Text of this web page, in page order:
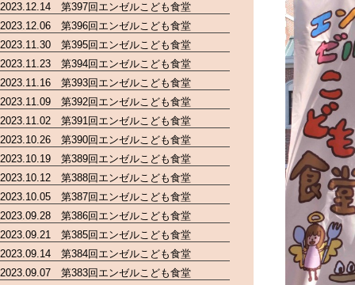
2023.12.14 第397回エンゼルこども食堂
2023.12.06 第396回エンゼルこども食堂
2023.11.30 第395回エンゼルこども食堂
2023.11.23 第394回エンゼルこども食堂
2023.11.16 第393回エンゼルこども食堂
2023.11.09 第392回エンゼルこども食堂
2023.11.02 第391回エンゼルこども食堂
2023.10.26 第390回エンゼルこども食堂
2023.10.19 第389回エンゼルこども食堂
2023.10.12 第388回エンゼルこども食堂
2023.10.05 第387回エンゼルこども食堂
2023.09.28 第386回エンゼルこども食堂
2023.09.21 第385回エンゼルこども食堂
2023.09.14 第384回エンゼルこども食堂
2023.09.07 第383回エンゼルこども食堂